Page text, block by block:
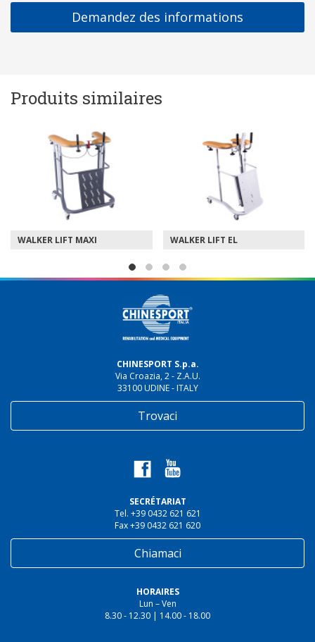
Demandez des informations
Produits similaires
WALKER LIFT MAXI WALKER LIFT EL
CHINESPORT S.p.a.
Via Croazia, 2 - Z.A.U.
33100 UDINE - ITALY
Trovaci
SECRÉTARIAT
Tel. +39 0432 621 621
Fax +39 0432 621 620
Chiamaci
HORAIRES
Lun – Ven
8.30 - 12.30 | 14.00 - 18.00